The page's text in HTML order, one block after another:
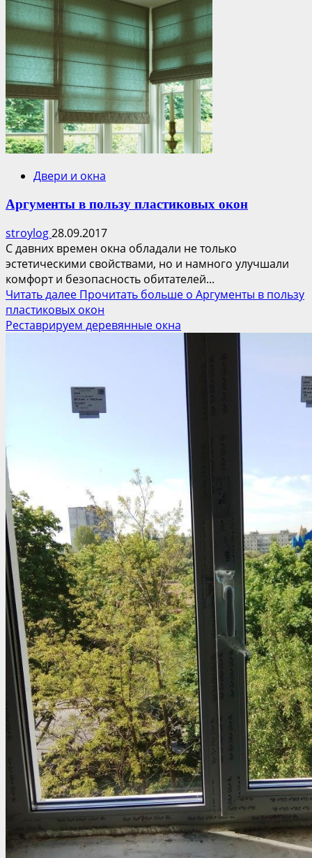
Двери и окна
Аргументы в пользу пластиковых окон
stroylog28.09.2017
С давних времен окна обладали не только
эстетическими свойствами, но и намного улучшали
комфорт и безопасность обитателей...
Читать далее Прочитать больше о Аргументы в пользу
пластиковых окон
Реставрируем деревянные окна